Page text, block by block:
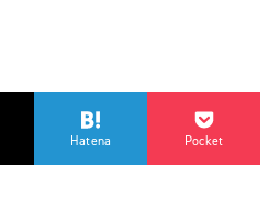
Hatena Pocket